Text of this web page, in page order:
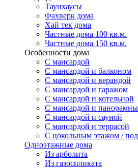
Таунхаусы
Фахверк дома
Хай тек дома
Частные дома 100 кв.м.
Частные дома 150 кв.м.
Особенности дома
С мансардой
С мансардой и балконом
С мансардой и верандой
С мансардой и гаражом
С мансардой и котельной
С мансардой и
С мансардой и сауной
С мансардой и террасой
С цокольным этажом /
Одноэтажные дома
Из арболита
Из газосиликата